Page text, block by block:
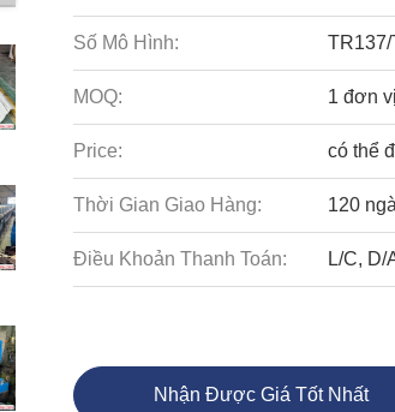
Số Mô Hình:
MOQ: 1 đơn vị
Price: có thể
Thời Gian Giao Hàng: 120
Điều Khoản Thanh Toán: L/C, D/
Nhận Được Giá Tốt Nhất